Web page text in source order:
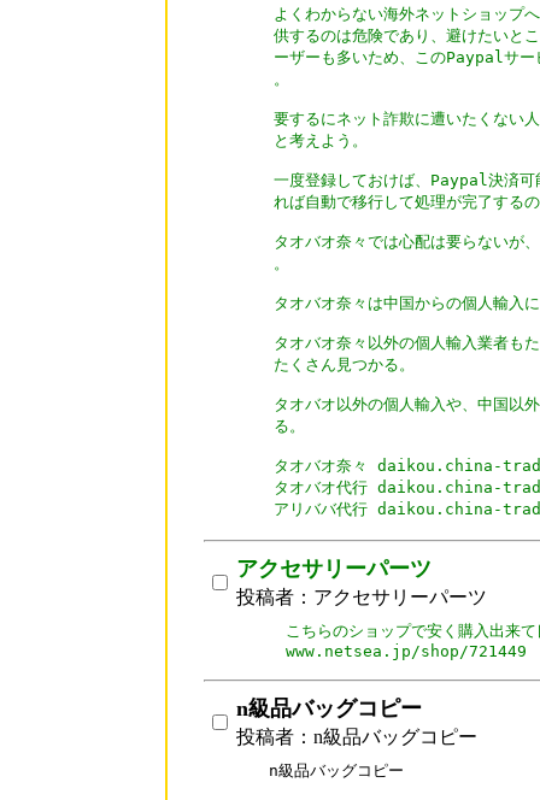
よくわからない海外ネットショップ
供するのは危険であり、避けたいと
ーザーも多いため、このPaypalサー
。
要するにネット詐欺に遭いたくない
と考えよう。
一度登録しておけば、Paypal決済
れば自動で移行して処理が完了する
タオバオ奈々では心配は要らないが
。
タオバオ奈々は中国からの個人輸入
タオバオ奈々以外の個人輸入業者も
たくさん見つかる。
タオバオ以外の個人輸入や、中国以
る。
タオバオ奈々 daikou.china-
タオバオ代行 daikou.china-
アリババ代行 daikou.china-
アクセサリーパーツ
投稿者：アクセサリーパーツ
こちらのショップで安く購入出来
www.netsea.jp/shop/721449
n級品バッグコピー
投稿者：n級品バッグコピー
n級品バッグコピー